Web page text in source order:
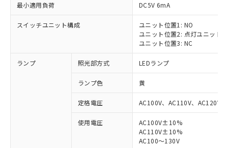
最小適用負荷 DC5V 6mA
スイッチユニット構成
ユニット位置1: NO
ユニット位置2: 点灯ユニット
ユニット位置3: NC
ランプ 照光部方式 LEDランプ
ランプ色 黄
定格電圧 AC100V、AC110V、AC120V
使用電圧
AC100V±10%
AC110V±10%
AC100～130V